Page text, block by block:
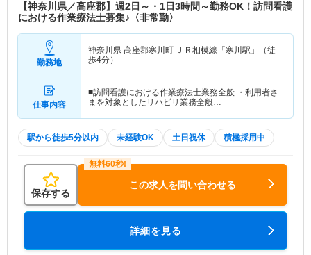
【神奈川県／高座郡】週2日～・1日3時間～勤務OK！訪問看護
における作業療法士募集♪〈非常勤〉
勤務地
神奈川県 高座郡寒川町 ＪＲ相模線「寒川駅」（徒
歩4分）
仕事内容
■訪問看護における作業療法士業務全般 ・利用者さ
まを対象としたリハビリ業務全般…
駅から徒歩5分以内 未経験OK 土日祝休 積極採用中
保存する
この求人を問い合わせる
詳細を見る